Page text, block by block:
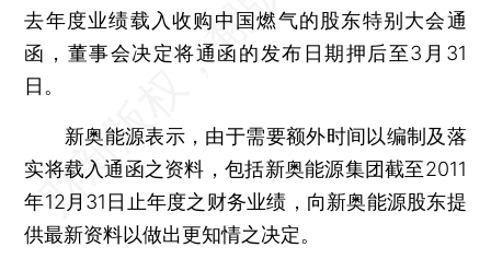
去年度业绩载入收购中国燃气的股东特别大会通
函，董事会决定将通函的发布日期押后至3月31
日。
新奥能源表示，由于需要额外时间以编制及落
实将载入通函之资料，包括新奥能源集团截至2011
年12月31日止年度之财务业绩，向新奥能源股东提
供最新资料以做出更知情之决定。